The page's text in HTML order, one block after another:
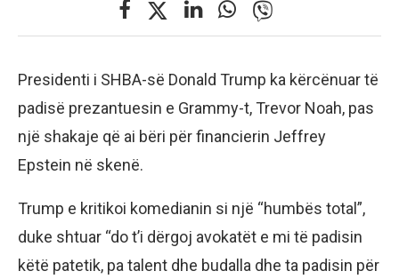
Presidenti i SHBA-së Donald Trump ka kërcënuar të
padisë prezantuesin e Grammy-t, Trevor Noah, pas
një shakaje që ai bëri për financierin Jeffrey
Epstein në skenë.
Trump e kritikoi komedianin si një “humbës total”,
duke shtuar “do t’i dërgoj avokatët e mi të padisin
këtë patetik, pa talent dhe budalla dhe ta padisin për